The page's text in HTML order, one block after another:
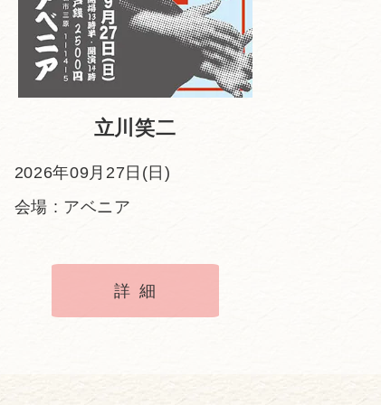
立川笑二
2026年09月27日(日)
会場 : アベニア
詳細